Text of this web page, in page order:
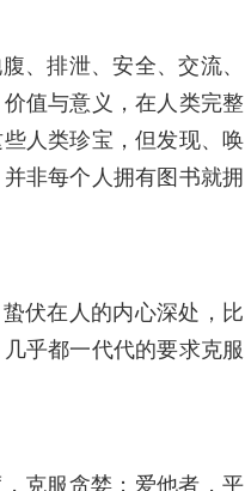
、排泄、安全、交流、
值与意义，在人类完整
人类珍宝，但发现、唤
非每个人拥有图书就拥
伏在人的内心深处，比
乎都一代代的要求克服
克服贪婪；爱他者，平